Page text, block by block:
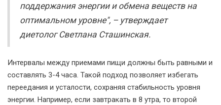
поддержания энергии и обмена веществ на
оптимальном уровне", – утверждает
диетолог Светлана Сташинская.
Интервалы между приемами пищи должны быть равными и
составлять 3-4 часа. Такой подход позволяет избегать
переедания и усталости, сохраняя стабильность уровня
энергии. Например, если завтракать в 8 утра, то второй